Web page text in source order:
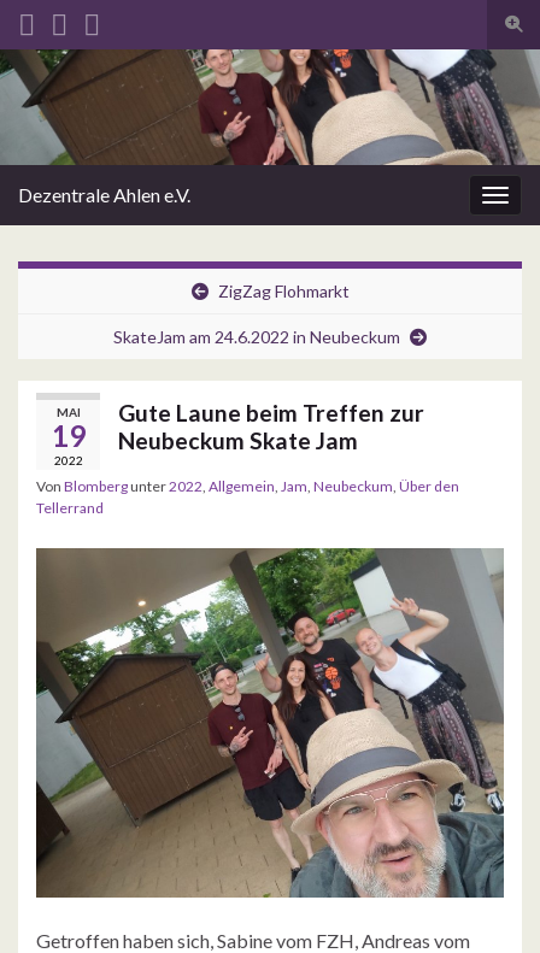
Search for:
Dezentrale Ahlen e.V.
ZigZag Flohmarkt
SkateJam am 24.6.2022 in Neubeckum
MAI
19
2022
Gute Laune beim Treffen zur
Neubeckum Skate Jam
Von Blombergunter2022 Allgemein Jam Neubeckum Über den
Tellerrand
Getroffen haben sich, Sabine vom FZH, Andreas vom